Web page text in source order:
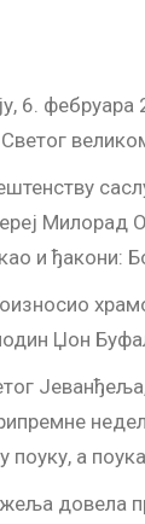
6. фебруара
и ђакони:
Џон
поуку, а
жеља довела